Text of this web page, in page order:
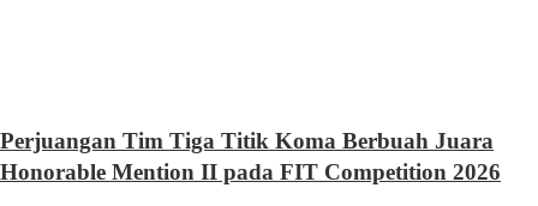
Perjuangan Tim Tiga Titik Koma Berbuah Juara
Honorable Mention II pada FIT Competition 2026